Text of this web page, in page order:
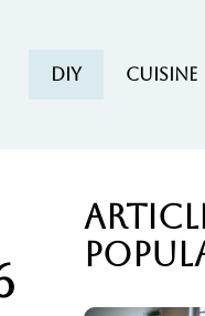
DIY Cuisine